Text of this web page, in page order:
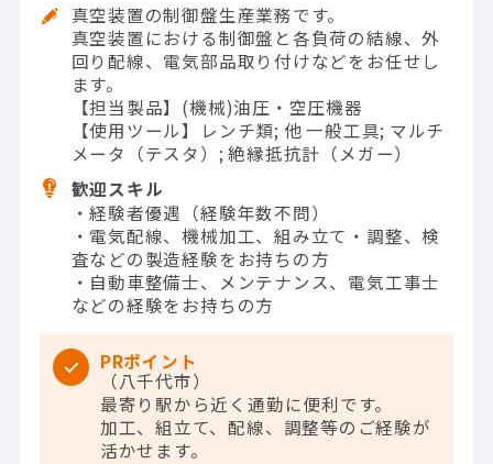
真空装置の制御盤生産業務です。
真空装置における制御盤と各負荷の結線、外
回り配線、電気部品取り付けなどをお任せし
ます。
【担当製品】(機械)油圧・空圧機器
【使用ツール】レンチ類; 他 一般工具; マルチ
メータ（テスタ）; 絶縁抵抗計（メガー）
歓迎スキル
・経験者優遇（経験年数不問）
・電気配線、機械加工、組み立て・調整、検
査などの製造経験をお持ちの方
・自動車整備士、メンテナンス、電気工事士
などの経験をお持ちの方
PRポイント
（八千代市）
最寄り駅から近く通勤に便利です。
加工、組立て、配線、調整等のご経験が
活かせます。